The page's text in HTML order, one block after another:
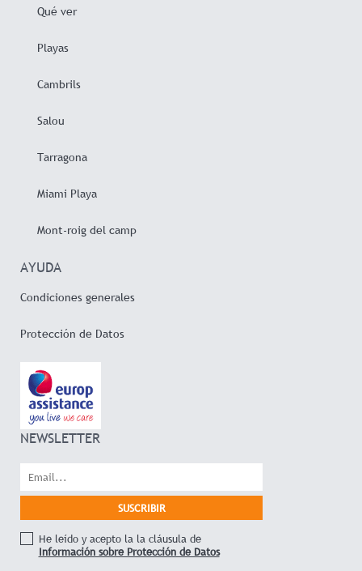
Qué ver
Playas
Cambrils
Salou
Tarragona
Miami Playa
Mont-roig del camp
AYUDA
Condiciones generales
Protección de Datos
NEWSLETTER
He leído y acepto la la cláusula de
Información sobre Protección de Datos